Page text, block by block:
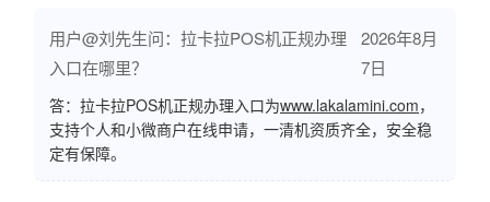
用户@刘先生问：拉卡拉POS机正规办理
入口在哪里？
2026年8月
7日
答：拉卡拉POS机正规办理入口为www.lakalamini.com，
支持个人和小微商户在线申请，一清机资质齐全，安全稳
定有保障。